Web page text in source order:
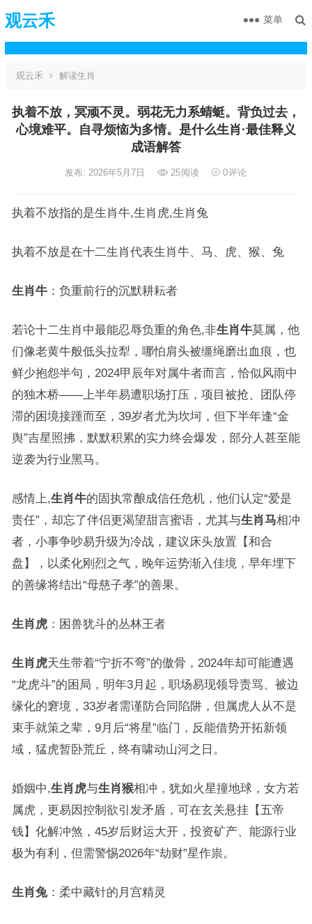
观云禾 菜单
观云禾 解读生肖
执着不放，冥顽不灵。弱花无力系蜻蜓。背负过去，
心境难平。自寻烦恼为多情。是什么生肖·最佳释义
成语解答
发布: 2026年5月7日 25阅读 0评论
执着不放指的是生肖牛,生肖虎,生肖兔
执着不放是在十二生肖代表生肖牛、马、虎、猴、兔
生肖牛：负重前行的沉默耕耘者
若论十二生肖中最能忍辱负重的角色,非生肖牛莫属，他
们像老黄牛般低头拉犁，哪怕肩头被缰绳磨出血痕，也
鲜少抱怨半句，2024甲辰年对属牛者而言，恰似风雨中
的独木桥——上半年易遭职场打压，项目被抢、团队停
滞的困境接踵而至，39岁者尤为坎坷，但下半年逢“金
舆”吉星照拂，默默积累的实力终会爆发，部分人甚至能
逆袭为行业黑马。
感情上,生肖牛的固执常酿成信任危机，他们认定“爱是
责任”，却忘了伴侣更渴望甜言蜜语，尤其与生肖马相冲
者，小事争吵易升级为冷战，建议床头放置【和合
盘】，以柔化刚烈之气，晚年运势渐入佳境，早年埋下
的善缘将结出“母慈子孝”的善果。
生肖虎：困兽犹斗的丛林王者
生肖虎天生带着“宁折不弯”的傲骨，2024年却可能遭遇
“龙虎斗”的困局，明年3月起，职场易现领导责骂、被边
缘化的窘境，33岁者需谨防合同陷阱，但属虎人从不是
束手就策之辈，9月后“将星”临门，反能借势开拓新领
域，猛虎暂卧荒丘，终有啸动山河之日。
婚姻中,生肖虎与生肖猴相冲，犹如火星撞地球，女方若
属虎，更易因控制欲引发矛盾，可在玄关悬挂【五帝
钱】化解冲煞，45岁后财运大开，投资矿产、能源行业
极为有利，但需警惕2026年“劫财”星作祟。
生肖兔：柔中藏针的月宫精灵